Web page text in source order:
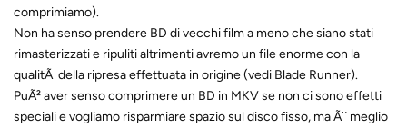
comprimiamo).
Non ha senso prendere BD di vecchi film a meno che siano stati
rimasterizzati e ripuliti altrimenti avremo un file enorme con la
qualitÃ della ripresa effettuata in origine (vedi Blade Runner).
PuÃ² aver senso comprimere un BD in MKV se non ci sono effetti
speciali e vogliamo risparmiare spazio sul disco fisso, ma Ã¨ meglio